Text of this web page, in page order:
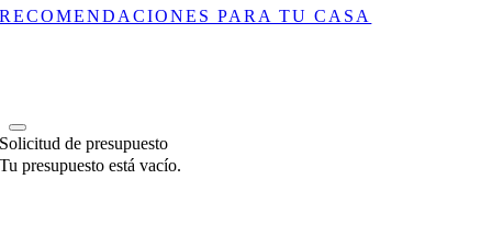
RECOMENDACIONES PARA TU CASA
Solicitud de presupuesto
Tu presupuesto está vacío.